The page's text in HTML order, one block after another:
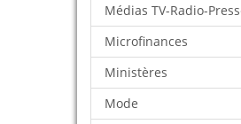
Médias TV-Radio-
Microfinances
Ministères
Mode